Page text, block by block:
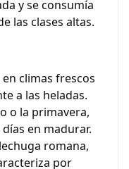
y se consumía
las clases altas.
climas frescos
a las heladas.
o la primavera,
en madurar.
romana,
por